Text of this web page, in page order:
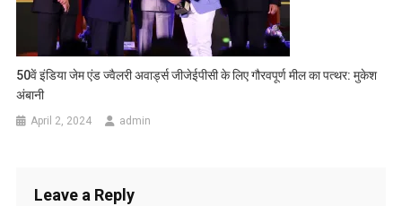
50वें इंडिया जेम एंड ज्वैलरी अवार्ड्स जीजेईपीसी के लिए गौरवपूर्ण मील का पत्थर: मुकेश
अंबानी
April 2, 2024 admin
Leave a Reply